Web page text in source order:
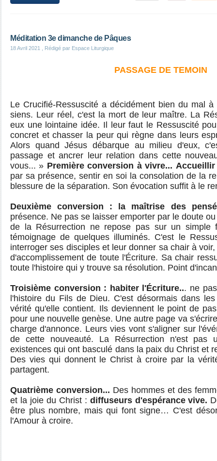
Méditation 3e dimanche de Pâques
18 Avril 2021 , Rédigé par Espace Liturgique
PASSAGE DE TEMOIN
Le Crucifié-Ressuscité a décidément bien du mal
siens. Leur réel, c'est la mort de leur maître. La
eux une lointaine idée. Il leur faut le Ressuscité
concret et chasser la peur qui règne dans leurs
Alors quand Jésus débarque au milieu d'eux,
passage et ancrer leur relation dans cette
vous... » Première conversion à vivre...
par sa présence, sentir en soi la consolation de la
blessure de la séparation. Son évocation suffit à le
Deuxième conversion : la maîtrise des
présence. Ne pas se laisser emporter par le doute
de la Résurrection ne repose pas sur un simple
témoignage de quelques illuminés. C'est le
interroger ses disciples et leur donner sa chair à
d'accomplissement de toute l'Écriture. Sa chair
toute l'histoire qui y trouve sa résolution. Point
Troisième conversion : habiter l'Écriture... ne
l'histoire du Fils de Dieu. C'est désormais dans
vérité qu'elle contient. Ils deviennent le point de
pour une nouvelle genèse. Une autre page va
charge d'annonce. Leurs vies vont s'aligner sur
de cette nouveauté. La Résurrection n'est pas
existences qui ont basculé dans la paix du Christ et
Des vies qui donnent le Christ à croire par la
partagent.
Quatrième conversion... Des hommes et des
et la joie du Christ : diffuseurs d'espérance vive.
être plus nombre, mais qui font signe… C'est
l'Amour à croire.